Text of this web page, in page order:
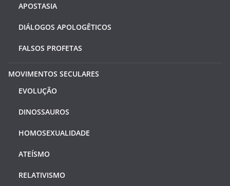
APOSTASIA
DIÁLOGOS APOLOGÊTICOS
FALSOS PROFETAS
MOVIMENTOS SECULARES
EVOLUÇÃO
DINOSSAUROS
HOMOSEXUALIDADE
ATEÍSMO
RELATIVISMO